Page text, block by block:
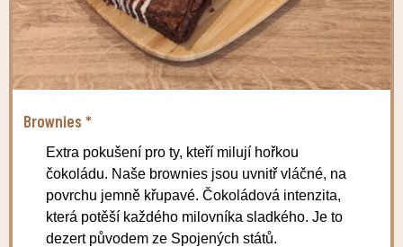
Brownies *
Extra pokušení pro ty, kteří milují hořkou
čokoládu. Naše brownies jsou uvnitř vláčné, na
povrchu jemně křupavé. Čokoládová intenzita,
která potěší každého milovníka sladkého. Je to
dezert původem ze Spojených států.